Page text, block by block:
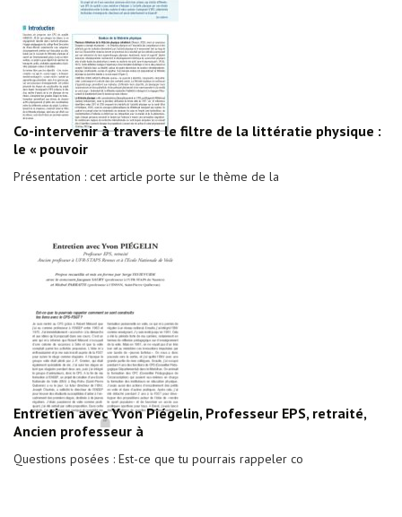
Co-intervenir à travers le filtre de la littératie physique :
le « pouvoir
Présentation : cet article porte sur le thème de la
Entretien avec Yvon Piégelin, Professeur EPS, retraité,
Ancien professeur à
Questions posées : Est-ce que tu pourrais rappeler co